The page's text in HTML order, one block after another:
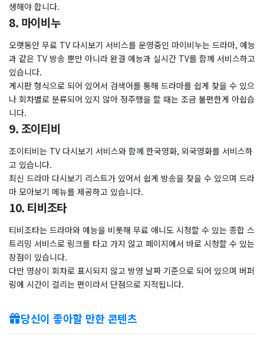
생해야 합니다.
8. 마이비누
오랫동안 무료 TV 다시보기 서비스를 운영중인 마이비누는 드라마, 예능
과 같은 TV 방송 뿐만 아니라 완결 예능과 실시간 TV를 함께 서비스하고
있습니다.
게시판 형식으로 되어 있어서 검색어를 통해 드라마를 쉽게 찾을 수 있으
나 회차별로 분류되어 있지 않아 정주행을 할 때는 조금 불편한게 아쉽습
니다.
9. 조이티비
조이티비는 TV 다시보기 서비스와 함께 한국영화, 외국영화를 서비스하
고 있습니다.
최신 드라마 다시보기 리스트가 있어서 쉽게 방송을 찾을 수 있으며 드라
마 모아보기 메뉴를 제공하고 있습니다.
10. 티비조타
티비조타는 드라마와 예능을 비롯해 무료 애니도 시청할 수 있는 종합 스
트리밍 서비스로 링크를 타고 가지 않고 페이지에서 바로 시청할 수 있는
장점이 있습니다.
다만 영상이 회차로 표시되지 않고 방영 날짜 기준으로 되어 있으며 버퍼
링에 시간이 걸리는 편이라서 단점으로 지적됩니다.
당신이 좋아할 만한 콘텐츠